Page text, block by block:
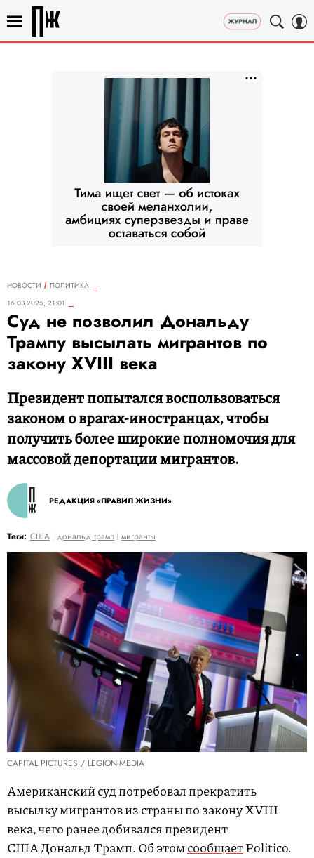
НОВОСТИ
ПОЛИТИКА
16.03.2025, 21:01
Суд не позволил Дональду
Трампу высылать мигрантов по
закону XVIII века
Президент попытался воспользоваться
законом о врагах-иностранцах, чтобы
получить более широкие полномочия для
массовой депортации мигрантов.
РЕДАКЦИЯ «ПРАВИЛ ЖИЗНИ»
Теги: США дональд трамп мигранты
CAPITAL PICTURES / LEGION-MEDIA
Американский суд потребовал прекратить
высылку мигрантов из страны по закону XVIII
века, чего ранее добивался президент
США Дональд Трамп. Об этомсообщаетPolitico.